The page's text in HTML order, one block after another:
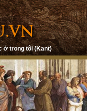
ở trong tôi (Kant)